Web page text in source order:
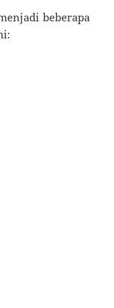
beberapa